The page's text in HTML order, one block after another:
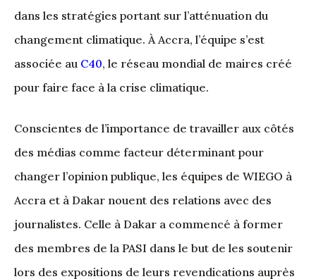
dans les stratégies portant sur l’atténuation du
changement climatique. À Accra, l’équipe s’est
associée au C40, le réseau mondial de maires créé
pour faire face à la crise climatique.
Conscientes de l’importance de travailler aux côtés
des médias comme facteur déterminant pour
changer l’opinion publique, les équipes de WIEGO à
Accra et à Dakar nouent des relations avec des
journalistes. Celle à Dakar a commencé à former
des membres de la PASI dans le but de les soutenir
lors des expositions de leurs revendications auprès